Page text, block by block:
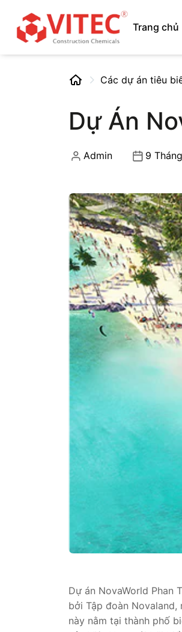
Trang chủ
Các dự án tiêu
Dự Án
Admin 9
Dự án NovaWorld
bởi Tập đoàn
này nằm tại thành phố